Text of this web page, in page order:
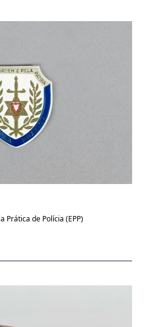
Prática de Polícia (EPP)